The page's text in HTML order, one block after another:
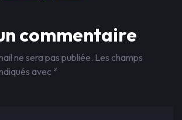
commentaire
ne sera pas publiée. Les champs
avec *